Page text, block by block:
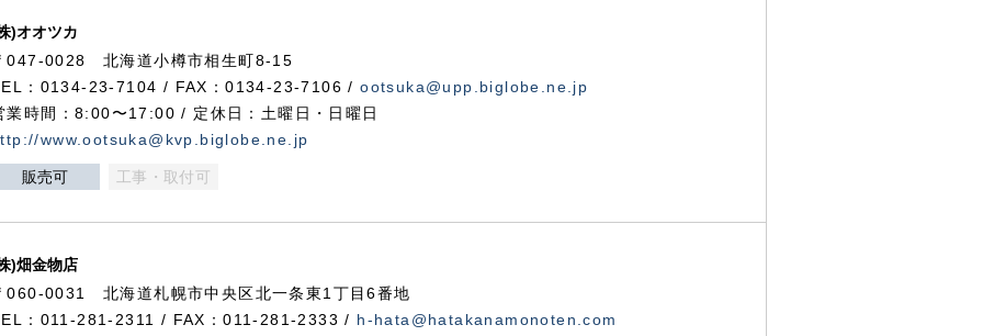
)オオツカ
047-0028 北海道小樽市相生町8-15
：0134-23-7104 / FAX：0134-23-7106 /ootsuka@upp.biglobe.ne.jp
業時間：8:00〜17:00 / 定休日：土曜日・日曜日
www.ootsuka@kvp.biglobe.ne.jp
販売可 工事・取付可
)畑金物店
060-0031 北海道札幌市中央区北一条東1丁目6番地
：011-281-2311 / FAX：011-281-2333 / h-hata@hatakanamonoten.com